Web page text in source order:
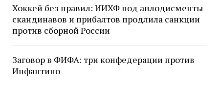
Хоккей без правил: ИИХФ под аплодисменты
скандинавов и прибалтов продлила санкции
против сборной России
Заговор в ФИФА: три конфедерации против
Инфантино